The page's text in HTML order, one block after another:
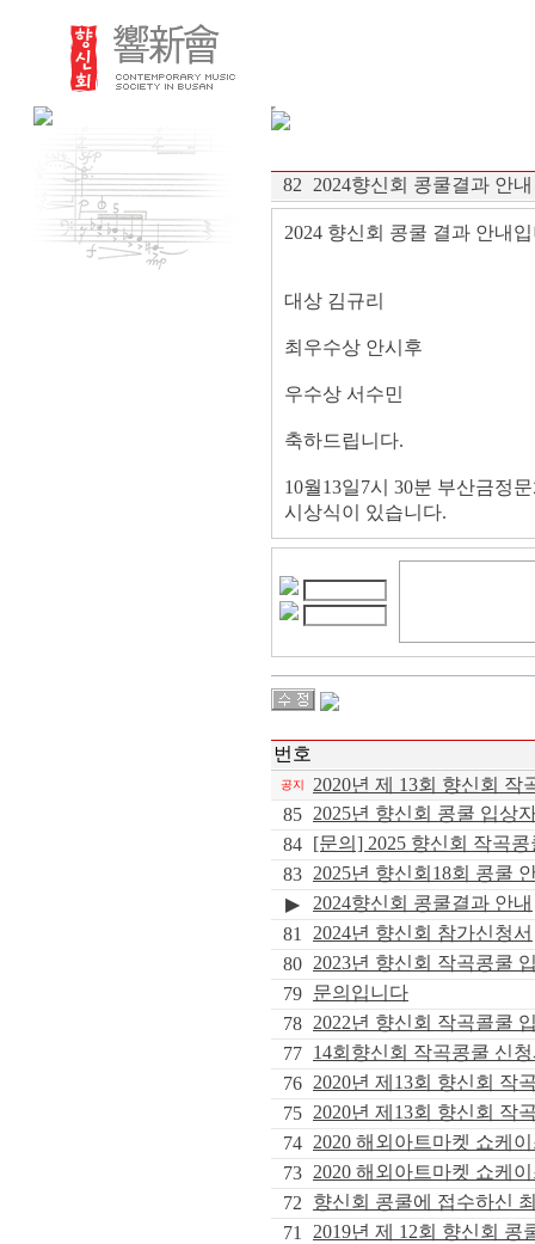
82 2024향신회 콩쿨결과 안내
2024 향신회 콩쿨 결과 안내
대상 김규리
최우수상 안시후
우수상 서수민
축하드립니다.
10월13일7시 30분 부산금정
시상식이 있습니다.
번호
공지
2020년 제 13회 향신회 작
85
2025년 향신회 콩쿨 입상
84
[문의] 2025 향신회 작곡
83
2025년 향신회18회 콩쿨
▶
2024향신회 콩쿨결과 안내
81
2024년 향신회 참가신청서
80
2023년 향신회 작곡콩쿨
79
문의입니다
78
2022년 향신회 작곡콜쿨
77
14회향신회 작곡콩쿨 신
76
2020년 제13회 향신회 작
75
2020년 제13회 향신회 작
74
2020 해외아트마켓 쇼케
73
2020 해외아트마켓 쇼케
72
향신회 콩쿨에 접수하신
71
2019년 제 12회 향신회 콩